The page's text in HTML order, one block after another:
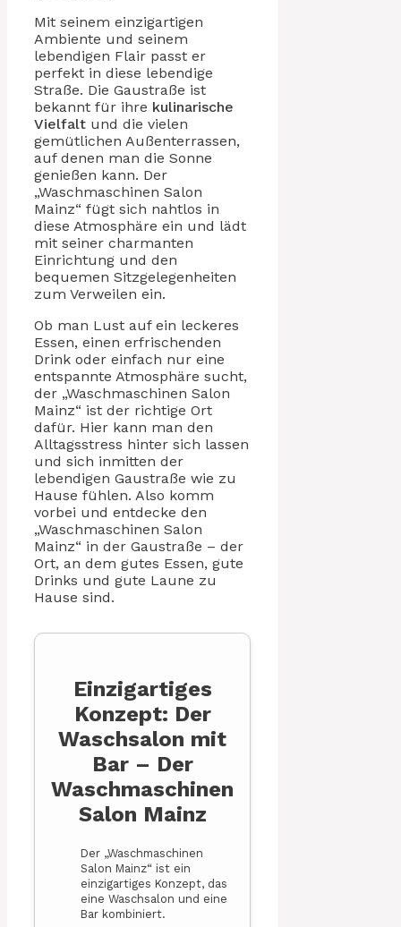
Mit seinem einzigartigen
Ambiente und seinem
lebendigen Flair passt er
perfekt in diese lebendige
Straße. Die Gaustraße ist
bekannt für ihre kulinarische
Vielfalt und die vielen
gemütlichen Außenterrassen,
auf denen man die Sonne
genießen kann. Der
„Waschmaschinen Salon
Mainz“ fügt sich nahtlos in
diese Atmosphäre ein und lädt
mit seiner charmanten
Einrichtung und den
bequemen Sitzgelegenheiten
zum Verweilen ein.
Ob man Lust auf ein leckeres
Essen, einen erfrischenden
Drink oder einfach nur eine
entspannte Atmosphäre sucht,
der „Waschmaschinen Salon
Mainz“ ist der richtige Ort
dafür. Hier kann man den
Alltagsstress hinter sich lassen
und sich inmitten der
lebendigen Gaustraße wie zu
Hause fühlen. Also komm
vorbei und entdecke den
„Waschmaschinen Salon
Mainz“ in der Gaustraße – der
Ort, an dem gutes Essen, gute
Drinks und gute Laune zu
Hause sind.
Einzigartiges
Konzept: Der
Waschsalon mit
Bar – Der
Waschmaschinen
Salon Mainz
Der „Waschmaschinen
Salon Mainz“ ist ein
einzigartiges Konzept, das
eine Waschsalon und eine
Bar kombiniert.